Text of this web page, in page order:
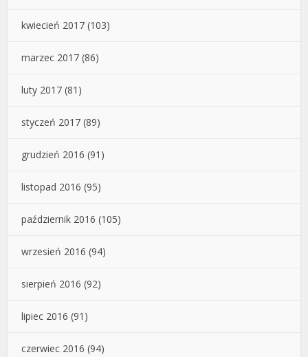
kwiecień 2017 (103)
marzec 2017 (86)
luty 2017 (81)
styczeń 2017 (89)
grudzień 2016 (91)
listopad 2016 (95)
październik 2016 (105)
wrzesień 2016 (94)
sierpień 2016 (92)
lipiec 2016 (91)
czerwiec 2016 (94)